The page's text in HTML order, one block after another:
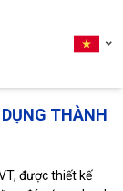
THÀNH
được thiết kế